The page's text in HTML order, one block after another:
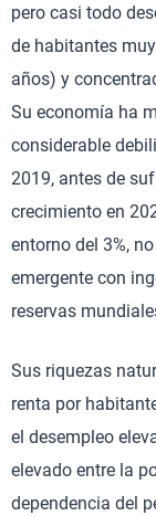
pero casi todo
de habitantes
años) y
Su economía ha
considerable
2019, antes de
crecimiento en
entorno del 3%,
emergente con
reservas
Sus riquezas
renta por
el desempleo
elevado entre la
dependencia del